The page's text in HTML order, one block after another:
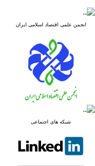
انجمن علمی اقتصاد اسلامی ایران
شبکه های اجتماعی